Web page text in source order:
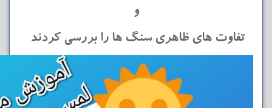
و
تفاوت های ظاهری سنگ ها را بررسی کردند